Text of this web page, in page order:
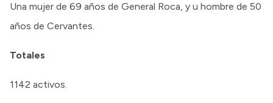
Una mujer de 69 años de General Roca, y u hombre de 50
años de Cervantes.
Totales
1142 activos.